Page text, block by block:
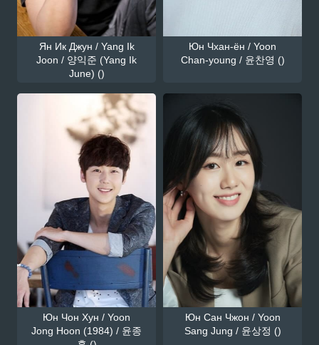
Ян Ик Джун / Yang Ik
Joon / 양익준 (Yang Ik
June) ()
Юн Чхан-ён / Yoon
Chan-young / 윤찬영 ()
Юн Чон Хун / Yoon
Jong Hoon (1984) / 윤종
Юн Сан Чжон / Yoon
Sang Jung / 윤상정 ()